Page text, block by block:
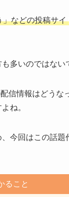
などの投稿サ
多いのではない
信情報はどうな
ね。
今回はこの話
ること